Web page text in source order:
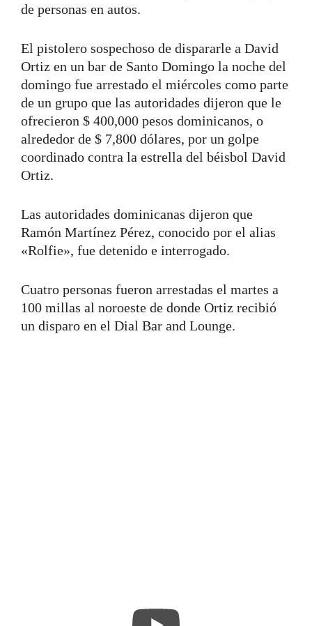
de personas en autos.
El pistolero sospechoso de dispararle a David
Ortiz en un bar de Santo Domingo la noche del
domingo fue arrestado el miércoles como parte
de un grupo que las autoridades dijeron que le
ofrecieron $ 400,000 pesos dominicanos, o
alrededor de $ 7,800 dólares, por un golpe
coordinado contra la estrella del béisbol David
Ortiz.
Las autoridades dominicanas dijeron que
Ramón Martínez Pérez, conocido por el alias
«Rolfie», fue detenido e interrogado.
Cuatro personas fueron arrestadas el martes a
100 millas al noroeste de donde Ortiz recibió
un disparo en el Dial Bar and Lounge.